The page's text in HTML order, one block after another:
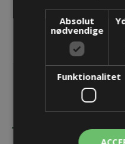
Absolut
nødvendige
Funktionalitet